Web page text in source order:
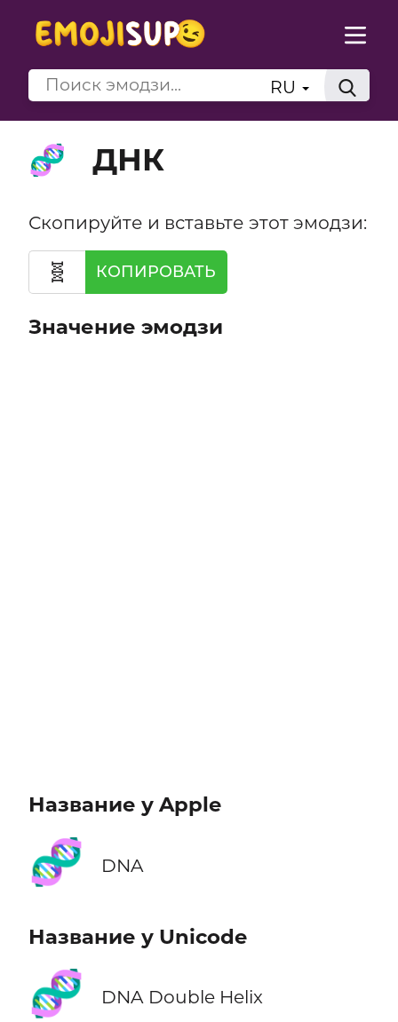
RU
🧬 ДНК
Скопируйте и вставьте этот эмодзи:
🧬 КОПИРОВАТЬ
Значение эмодзи
Название у Apple
🧬 DNA
Название у Unicode
🧬 DNA Double Helix